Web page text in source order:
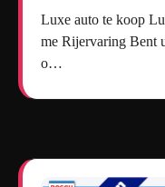
Luxe auto te koop Luxe Auto’s te Koop: Ervaar de Ultie
me Rijervaring Bent
o…